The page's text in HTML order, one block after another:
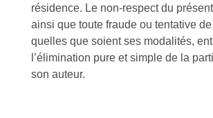
résidence. Le non-respect du
ainsi que toute fraude ou tentative
quelles que soient ses modalités,
l’élimination pure et simple de la
son auteur.